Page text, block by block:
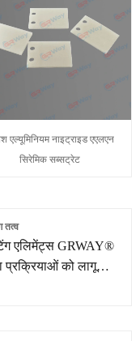
एल्यूमिनियम नाइट्राइड एएलएन
सिरेमिक सब्सट्रेट
तत्व
एलिमेंट्स GRWAY®
प्रक्रियाओं को लागू